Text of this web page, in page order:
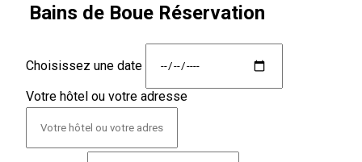
Bains de Boue Réservation
Choisissez une date
Votre hôtel ou votre adresse